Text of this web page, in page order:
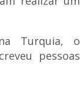
Turquia, o
pessoas